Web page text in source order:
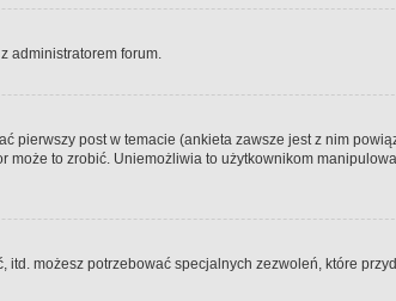
administratorem forum.
post w temacie (ankieta zawsze jest z nim
to zrobić. Uniemożliwia to użytkownikom
możesz potrzebować specjalnych zezwoleń, które